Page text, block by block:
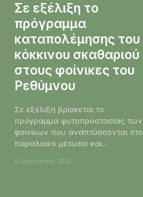
Σε εξέλιξη το
πρόγραμμα
καταπολέμησης του
κόκκινου σκαθαριού
στους φοίνικες του
Ρεθύμνου
Σε εξέλιξη βρίσκεται το
πρόγραμμα φυτοπροστασίας των
φοινίκων που αναπτύσσονται στο
παραλιακό μέτωπο και...
6 Αυγούστου 2026